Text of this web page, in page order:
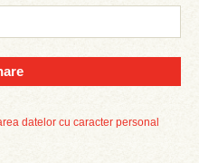
datelor cu caracter personal